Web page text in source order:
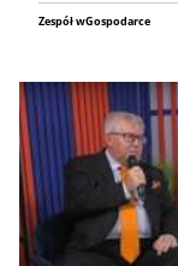
Zespół wGospodarce